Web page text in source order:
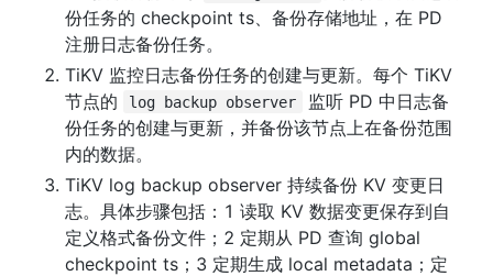
份任务的 checkpoint ts、备份存储地址，在 PD
注册日志备份任务。
TiKV 监控日志备份任务的创建与更新。每个 TiKV
节点的
log backup observer
监听 PD 中日志备
份任务的创建与更新，并备份该节点上在备份范围
内的数据。
TiKV log backup observer 持续备份 KV 变更日
志。具体步骤包括：1 读取 KV 数据变更保存到自
定义格式备份文件；2 定期从 PD 查询 global
checkpoint ts；3 定期生成 local metadata；定